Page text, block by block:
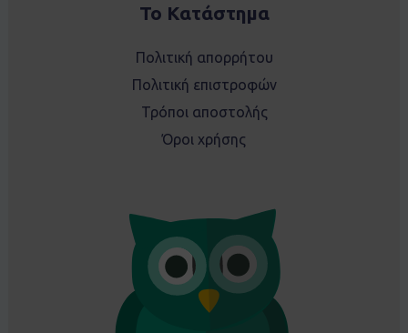
Το Κατάστημα
Πολιτική απορρήτου
Πολιτική επιστροφών
Τρόποι αποστολής
Όροι χρήσης